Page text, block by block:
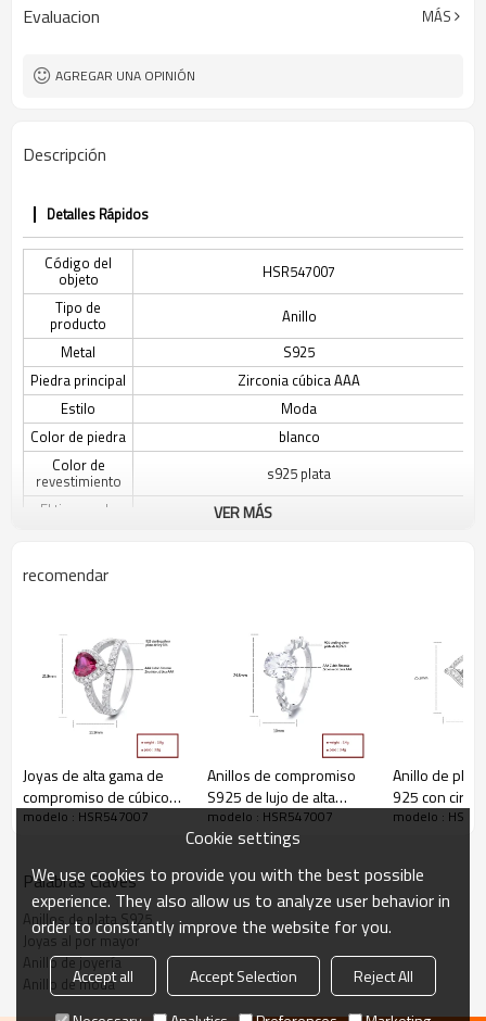
Evaluacion MÁS
AGREGAR UNA OPINIÓN
Descripción
Detalles Rápidos
Código del
objeto
HSR547007
Tipo de
producto
Anillo
Metal
S925
Piedra principal
Zirconia cúbica AAA
Estilo
Moda
Color de piedra
blanco
Color de
revestimiento
s925 plata
El tiempo de
Descripción
VER MÁS
recomendar
Joyas de alta gama de
compromiso de cúbico
en forma de corazón
modelo : HSR547007
Anillos de compromiso
S925 de lujo de alta
gama para mujeres con
circonita cúbica, ideales
exclusivas, anillo
impresionante
modelo : HSR547007
Anillo de
925 con
hermosa,
modelo :
Palabras Claves
Anillos de plata S925
Joyas al por mayor
Anillo de joyería
Anillo de moda
Cookie settings
We use cookies to provide you with the best possible
experience. They also allow us to analyze user behavior in
order to constantly improve the website for you.
Accept all Accept Selection
Reject All